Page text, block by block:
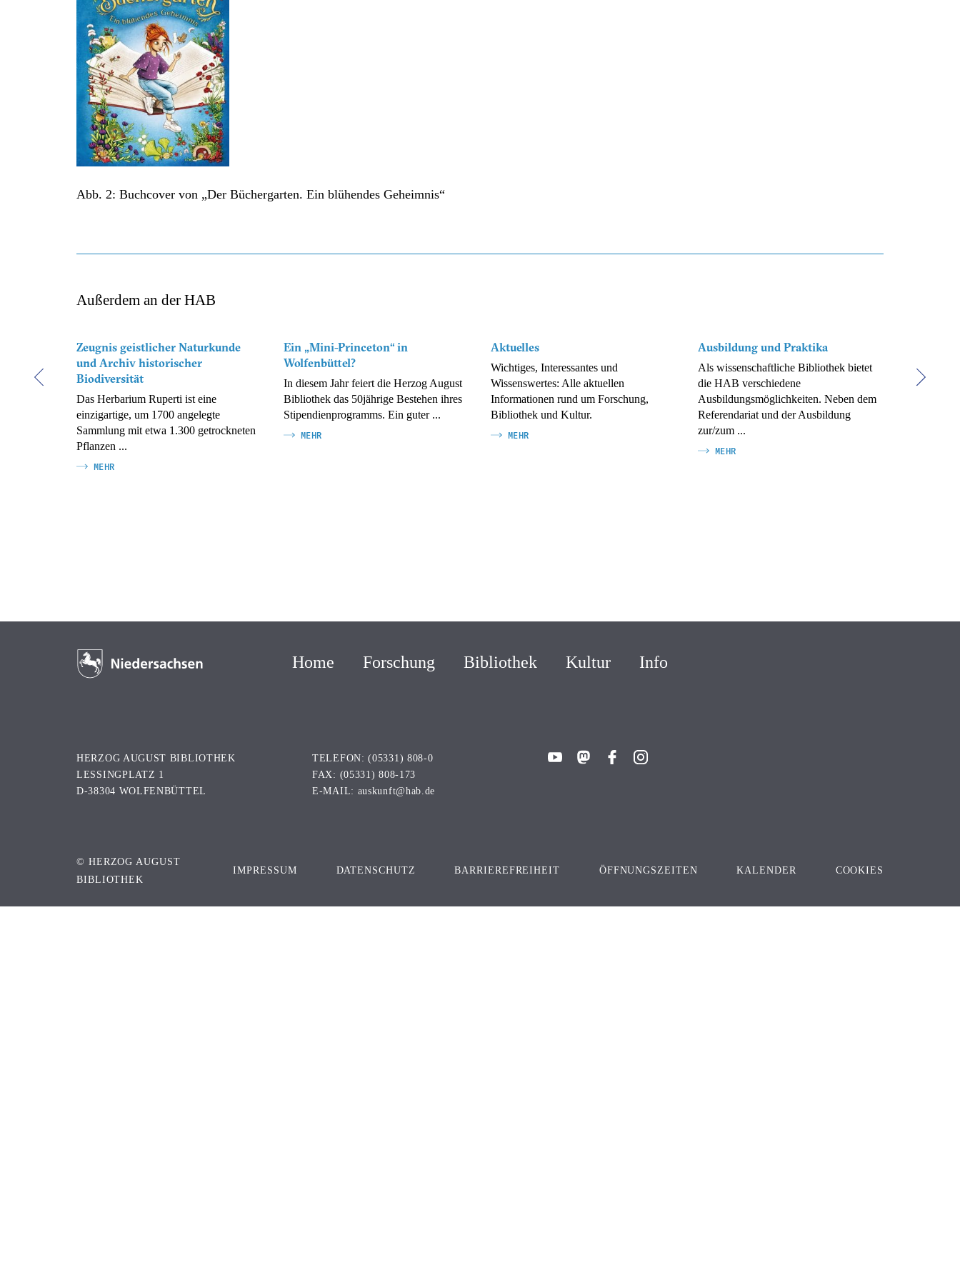
Abb. 2: Buchcover von „Der Büchergarten. Ein blühendes Geheimnis“
Außerdem an der HAB
Zeugnis geistlicher Naturkunde
und Archiv historischer
Biodiversität
Das Herbarium Ruperti ist eine
einzigartige, um 1700 angelegte
Sammlung mit etwa 1.300 getrockneten
Pflanzen ...
MEHR
Ein „Mini-Princeton“ in
Wolfenbüttel?
In diesem Jahr feiert die Herzog August
Bibliothek das 50jährige Bestehen ihres
Stipendienprogramms. Ein guter ...
MEHR
Aktuelles
Wichtiges, Interessantes und
Wissenswertes: Alle aktuellen
Informationen rund um Forschung,
Bibliothek und Kultur.
MEHR
Ausbildung und Praktika
Als wissenschaftliche Bibliothek bietet
die HAB verschiedene
Ausbildungsmöglichkeiten. Neben dem
Referendariat und der Ausbildung
zur/zum ...
MEHR
Diese
allen
Home Forschung Bibliothek Kultur Info
HERZOG AUGUST BIBLIOTHEK
LESSINGPLATZ 1
D-38304 WOLFENBÜTTEL
TELEFON:(05331) 808-0
FAX: (05331) 808-173
E-MAIL:
ed.ba
h@tfn
uksua
© HERZOG AUGUST
BIBLIOTHEK
IMPRESSUM DATENSCHUTZ BARRIEREFREIHEIT ÖFFNUNGSZEITEN KALENDER COOKIES